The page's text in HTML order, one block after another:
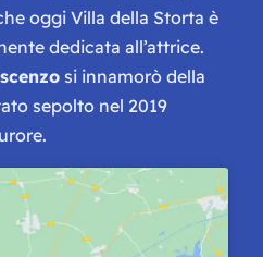
oggi Villa della Storta è
dedicata all’attrice.
si innamorò della
sepolto nel 2019